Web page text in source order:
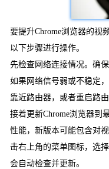
要提升Chrome浏览器的视
以下步骤进行操作。
先检查网络连接情况。确
如果网络信号弱或不稳定
靠近路由器，或者重启路
接着更新Chrome浏览器到
性能，新版本可能包含对
击右上角的菜单图标，选
会自动检查并更新。